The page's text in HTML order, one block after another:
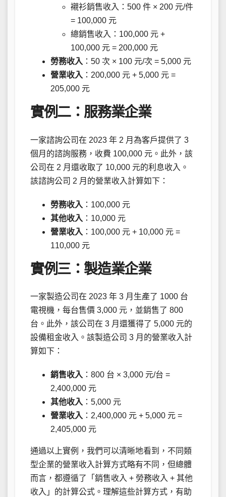
襯衫銷售收入：500 件 × 200 元/件
= 100,000 元
總銷售收入：100,000 元 +
100,000 元 = 200,000 元
勞務收入 ：50 次 × 100 元/次 = 5,000 元
營業收入 ：200,000 元 + 5,000 元 =
205,000 元
實例二：服務業企業
一家諮詢公司在 2023 年 2 月為客戶提供了 3
個月的諮詢服務，收費 100,000 元。此外，該
公司在 2 月還收取了 10,000 元的利息收入。
該諮詢公司 2 月的營業收入計算如下：
勞務收入 ：100,000 元
其他收入 ：10,000 元
營業收入 ：100,000 元 + 10,000 元 =
110,000 元
實例三：製造業企業
一家製造公司在 2023 年 3 月生產了 1000 台
電視機，每台售價 3,000 元，並銷售了 800
台。此外，該公司在 3 月還獲得了 5,000 元的
設備租金收入。該製造公司 3 月的營業收入計
算如下：
銷售收入 ：800 台 × 3,000 元/台 =
2,400,000 元
其他收入 ：5,000 元
營業收入 ：2,400,000 元 + 5,000 元 =
2,405,000 元
通過以上實例，我們可以清晰地看到，不同類
型企業的營業收入計算方式略有不同，但總體
而言，都遵循了「銷售收入 + 勞務收入 + 其他
收入」的計算公式。理解這些計算方式，有助